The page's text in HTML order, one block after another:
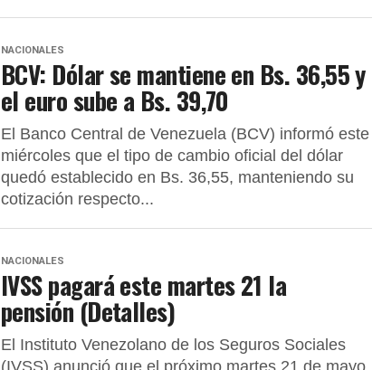
NACIONALES
BCV: Dólar se mantiene en Bs. 36,55 y
el euro sube a Bs. 39,70
El Banco Central de Venezuela (BCV) informó este
miércoles que el tipo de cambio oficial del dólar
quedó establecido en Bs. 36,55, manteniendo su
cotización respecto...
NACIONALES
IVSS pagará este martes 21 la
pensión (Detalles)
El Instituto Venezolano de los Seguros Sociales